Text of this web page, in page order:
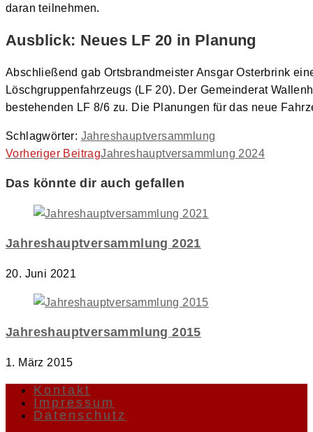
daran teilnehmen.
Ausblick: Neues LF 20 in Planung
Abschließend gab Ortsbrandmeister Ansgar Osterbrink
Löschgruppenfahrzeugs (LF 20). Der Gemeinderat
bestehenden LF 8/6 zu. Die Planungen für das neue
Schlagwörter: Jahreshauptversammlung
Weitere
Artikel
Vorheriger BeitragJahreshauptversammlung 2024
Das könnte dir auch gefallen
Jahreshauptversammlung 2021
20. Juni 2021
Jahreshauptversammlung 2015
1. März 2015
Kontakt
Impressum
Datenschutz